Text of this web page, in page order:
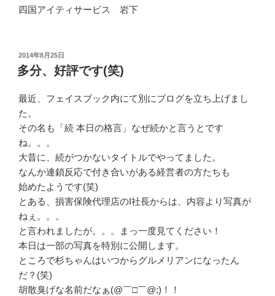
四国アイティサービス 岩下
投
稿
日:
2014年8月25日
多分、好評です(笑)
最近、フェイスブック内にて別にブログを立ち上げまし
た。
その名も「続 本日の格言」なぜ続かと言うとです
ね。。。
大昔に、続がつかないタイトルでやってました。
なんか連鎖反応で付き合いがある経営者の方たちも
始めたようです(笑)
とある、損害保険代理店のI社長からは、内容より写真が
ねぇ。。。
と言われましたが。。。まっ一度見てください！
本日は一部の写真を特別に公開します。
ところで杉ちゃんはいつからグルメリアンになったん
だ？(笑)
胡散臭げな名前だなぁ(@￣□￣@;)！！